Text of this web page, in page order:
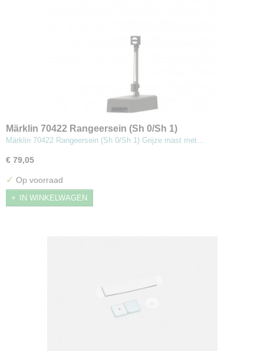
Märklin 70422 Rangeersein (Sh 0/Sh 1)
Märklin 70422 Rangeersein (Sh 0/Sh 1) Grijze mast met…
€ 79,05
✓ Op voorraad
IN WINKELWAGEN